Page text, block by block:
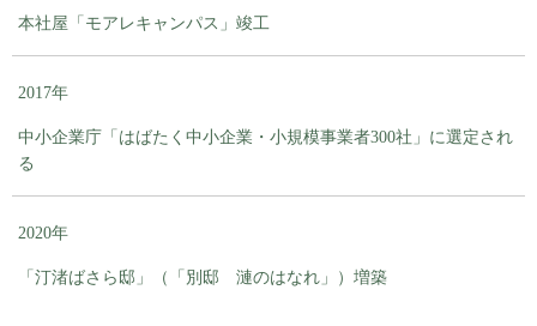
本社屋「モアレキャンパス」竣工
2017年
中小企業庁「はばたく中小企業・小規模事業者300社」に選定され
る
2020年
「汀渚ばさら邸」（「別邸 漣のはなれ」）増築